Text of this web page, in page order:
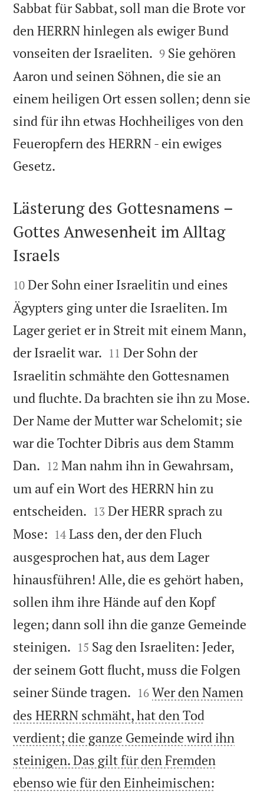
Sabbat für Sabbat, soll man die Brote vor
den HERRN hinlegen als ewiger Bund
vonseiten der Israeliten. 

9 Sie gehören
Aaron und seinen Söhnen, die sie an
einem heiligen Ort essen sollen; denn sie
sind für ihn etwas Hochheiliges von den
Feueropfern des HERRN - ein ewiges
Gesetz.

Lästerung des Gottesnamens –
Gottes Anwesenheit im Alltag
Israels

10 Der Sohn einer Israelitin und eines
Ägypters ging unter die Israeliten. Im
Lager geriet er in Streit mit einem Mann,
der Israelit war. 

11 Der Sohn der
Israelitin schmähte den Gottesnamen
und fluchte. Da brachten sie ihn zu Mose.
Der Name der Mutter war Schelomit; sie
war die Tochter Dibris aus dem Stamm
Dan. 

12 Man nahm ihn in Gewahrsam,
um auf ein Wort des HERRN hin zu
entscheiden. 

13 Der HERR sprach zu
Mose: 

14 Lass den, der den Fluch
ausgesprochen hat, aus dem Lager
hinausführen! Alle, die es gehört haben,
sollen ihm ihre Hände auf den Kopf
legen; dann soll ihn die ganze Gemeinde
steinigen. 

15 Sag den Israeliten: Jeder,
der seinem Gott flucht, muss die Folgen
seiner Sünde tragen. 

16 Wer den Namen
des HERRN schmäht, hat den Tod
verdient; die ganze Gemeinde wird ihn
steinigen. Das gilt für den Fremden
ebenso wie für den Einheimischen: